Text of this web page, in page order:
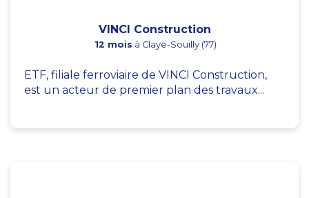
VINCI Construction
12 mois à Claye-Souilly (77)
ETF, filiale ferroviaire de VINCI Construction,
est un acteur de premier plan des travaux...